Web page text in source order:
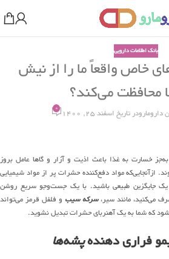
بانک اطلاعات دارویی
خاص واقعاً ما را از نیش
محافظت می‌کند؟
دارومارودر تاریخ اسفند 25, 1400 0
خسارت به غذا باعث اذیت و آزار و گاها عامل بروز
ازآنجایی‌که مواد دفع‌کننده حشرات پر از مواد شیمیایی
جایگزین طبیعی باشید. با یک جست‌وجو سریع روشن
می‌کنید، مانند سیر،سرکه سیب و فلفل قرمز می‌تواند
که شما به یک آهنربای حشرات تبدیل نشوید.
فراری دهندهپشه‌ها